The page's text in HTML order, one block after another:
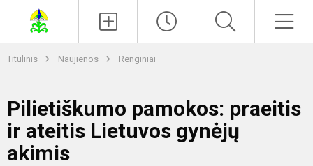
Titulinis Naujienos Renginiai
Pilietiškumo pamokos: praeitis
ir ateitis Lietuvos gynėjų
akimis